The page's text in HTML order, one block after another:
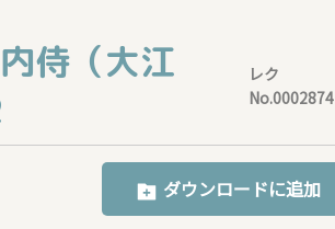
侍（大江
レク
No.0002874
ダウンロードに追加